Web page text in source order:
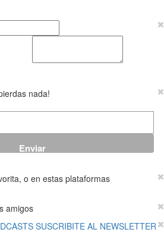
nada!
o en estas plataformas
amigos
SUSCRIBITE AL NEWSLETTER